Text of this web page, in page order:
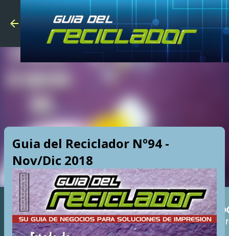
Skip to
Guia del Reciclador Nº94 -
Nov/Dic 2018